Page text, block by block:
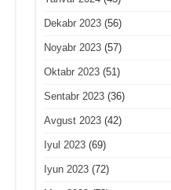
Dekabr 2023(56)
Noyabr 2023(57)
Oktabr 2023(51)
Sentabr 2023(36)
Avgust 2023(42)
Iyul 2023(69)
Iyun 2023(72)